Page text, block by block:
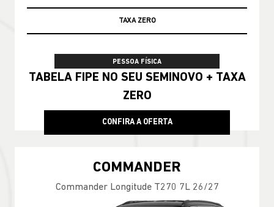
TAXA ZERO
PESSOA FÍSICA
TABELA FIPE NO SEU SEMINOVO + TAXA
ZERO
CONFIRA A OFERTA
COMMANDER
Commander Longitude T270 7L 26/27